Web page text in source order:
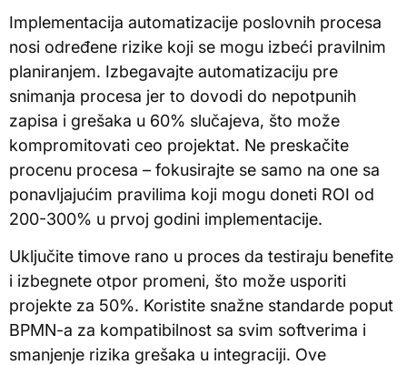
Implementacija automatizacije poslovnih procesa
nosi određene rizike koji se mogu izbeći pravilnim
planiranjem. Izbegavajte automatizaciju pre
snimanja procesa jer to dovodi do nepotpunih
zapisa i grešaka u 60% slučajeva, što može
kompromitovati ceo projektat. Ne preskačite
procenu procesa – fokusirajte se samo na one sa
ponavljajućim pravilima koji mogu doneti ROI od
200-300% u prvoj godini implementacije.
Uključite timove rano u proces da testiraju benefite
i izbegnete otpor promeni, što može usporiti
projekte za 50%. Koristite snažne standarde poput
BPMN-a za kompatibilnost sa svim softverima i
smanjenje rizika grešaka u integraciji. Ove